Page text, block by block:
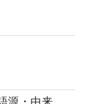
源・由来